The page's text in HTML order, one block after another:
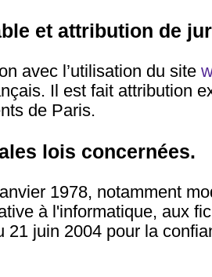
et attribution de
avec l’utilisation du site
Il est fait attribution
de Paris.
lois concernées.
1978, notamment
à l'informatique, aux
21 juin 2004 pour la